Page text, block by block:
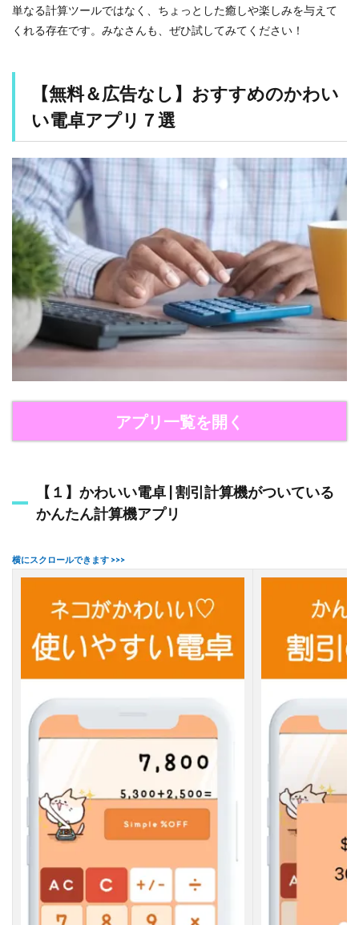
プ
リ
７
【
】
い
い
電
卓
割
引
計
算
機
が
つ
て
い
る
ん
機
ア
プ
2.2
【
】
か
わ
い
電
き
せ
算
機
『
C
l
t
単なる計算ツールではなく、ちょっとした癒しや楽しみを与えて
くれる存在です。みなさんも、ぜひ試してみてください！
【無料＆広告なし】おすすめのかわい
い電卓アプリ７選
アプリ一覧を開く
【１】かわいい電卓 | 割引計算機がついている
かんたん計算機アプリ